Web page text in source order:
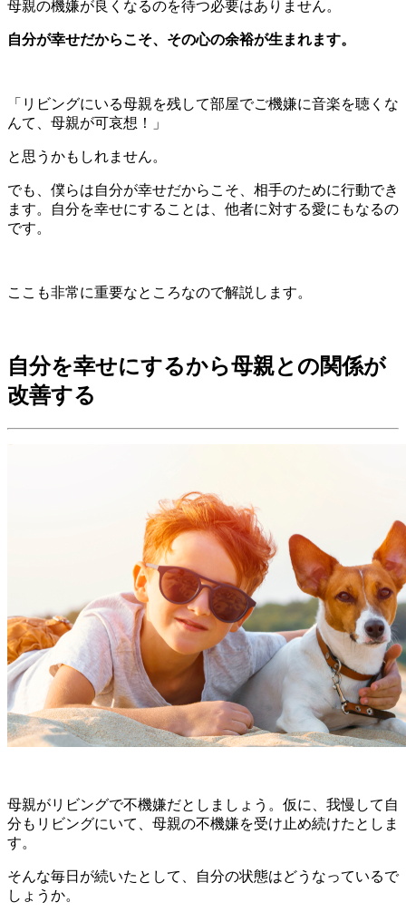
母親の機嫌が良くなるのを待つ必要はありません。
自分が幸せだからこそ、その心の余裕が生まれます。
「リビングにいる母親を残して部屋でご機嫌に音楽を聴くな
んて、母親が可哀想！」
と思うかもしれません。
でも、僕らは自分が幸せだからこそ、相手のために行動でき
ます。自分を幸せにすることは、他者に対する愛にもなるの
です。
ここも非常に重要なところなので解説します。
自分を幸せにするから母親との関係が
改善する
母親がリビングで不機嫌だとしましょう。仮に、我慢して自
分もリビングにいて、母親の不機嫌を受け止め続けたとしま
す。
そんな毎日が続いたとして、自分の状態はどうなっているで
しょうか。